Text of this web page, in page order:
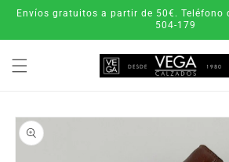
directamente
Envíos gratuitos a partir de 50€. Teléfono
504-179
directamente
a la
información